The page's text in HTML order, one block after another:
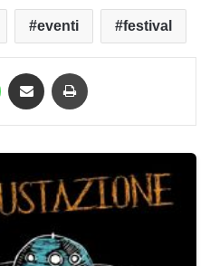
eventi festival
WhatsApp Condividi via mail